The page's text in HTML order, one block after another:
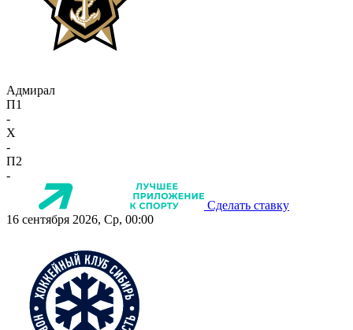
Адмирал
П1
-
X
-
П2
-
Сделать ставку
16 сентября 2026, Ср, 00:00